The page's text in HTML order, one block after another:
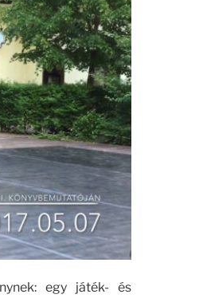
egy játék- és